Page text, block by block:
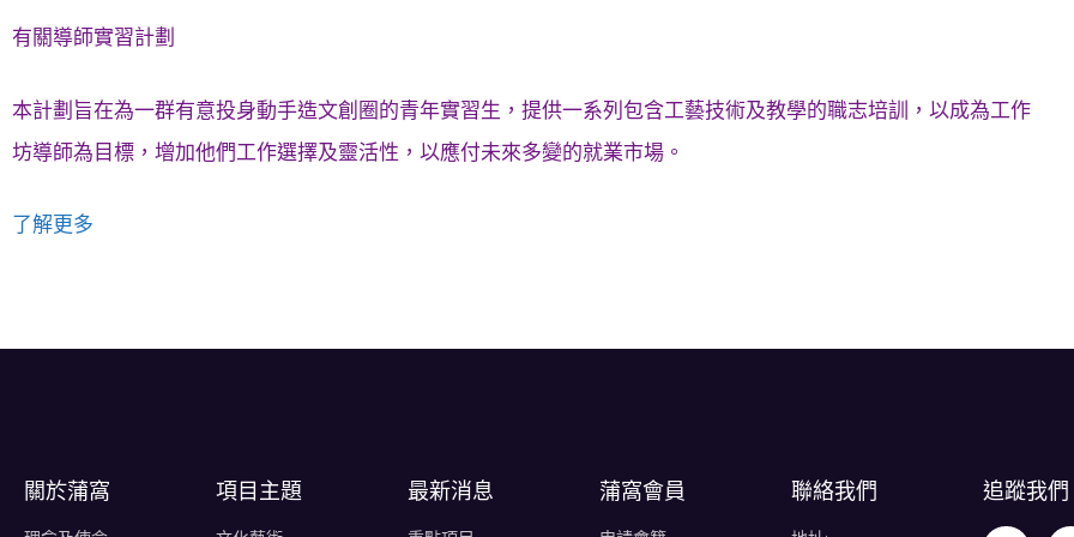
有關導師實習計劃
本計劃旨在為一群有意投身動手造文創圈的青年實習生，提供一系列包含工藝技術及教學的職志培訓，以成為工作
坊導師為目標，增加他們工作選擇及靈活性，以應付未來多變的就業市場。
了解更多
關於蒲窩​ 項目主題 最新消息 蒲窩會員 聯絡我們 追蹤我們